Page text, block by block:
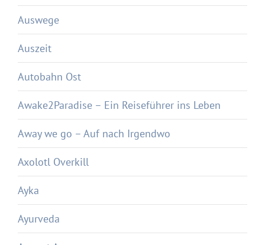
Auswege
Auszeit
Autobahn Ost
Awake2Paradise – Ein Reiseführer ins Leben
Away we go – Auf nach Irgendwo
Axolotl Overkill
Ayka
Ayurveda